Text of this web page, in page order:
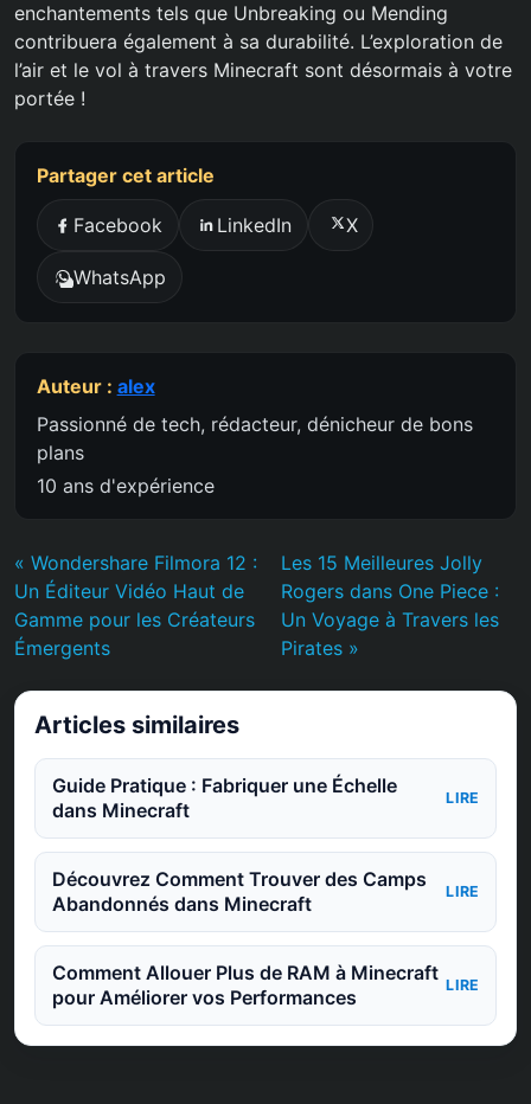
enchantements tels que Unbreaking ou Mending
contribuera également à sa durabilité. L’exploration de
l’air et le vol à travers Minecraft sont désormais à votre
portée !
Partager cet article
Facebook LinkedIn X
WhatsApp
Auteur : alex
Passionné de tech, rédacteur, dénicheur de bons
plans
10 ans d'expérience
« Wondershare Filmora 12 :
Un Éditeur Vidéo Haut de
Gamme pour les Créateurs
Émergents
Les 15 Meilleures Jolly
Rogers dans One Piece :
Un Voyage à Travers les
Pirates »
Articles similaires
Guide Pratique : Fabriquer une Échelle
dans Minecraft
LIRE
Découvrez Comment Trouver des Camps
Abandonnés dans Minecraft
LIRE
Comment Allouer Plus de RAM à Minecraft
pour Améliorer vos Performances
LIRE